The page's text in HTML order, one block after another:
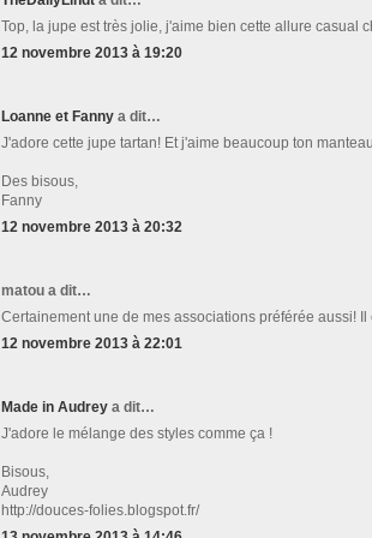
Top, la jupe est très jolie, j'aime bien cette allure casual
12 novembre 2013 à 19:20
Loanne et Fanny a dit…
J'adore cette jupe tartan! Et j'aime beaucoup ton
Des bisous,
Fanny
12 novembre 2013 à 20:32
matou a dit…
Certainement une de mes associations préférée aussi!
12 novembre 2013 à 22:01
Made in Audrey a dit…
J'adore le mélange des styles comme ça !
Bisous,
Audrey
http://douces-folies.blogspot.fr/